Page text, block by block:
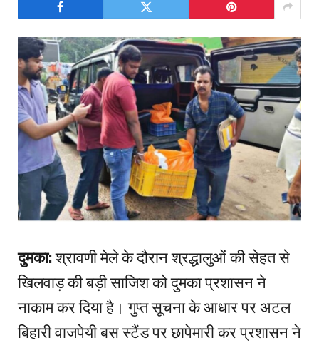
दुमका:श्रावणी मेले के दौरान श्रद्धालुओं की सेहत से
खिलवाड़ की बड़ी साजिश को दुमका प्रशासन ने
नाकाम कर दिया है। गुप्त सूचना के आधार पर अटल
बिहारी वाजपेयी बस स्टैंड पर छापेमारी कर प्रशासन ने